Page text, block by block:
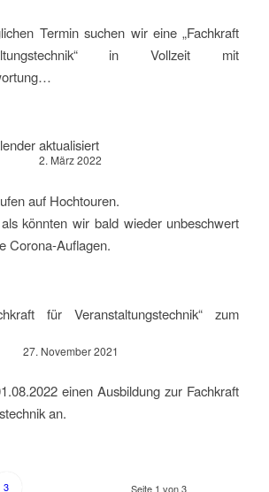
Termin suchen wir eine „Fachkraft
in Vollzeit mit
aktualisiert
2. März 2022
auf Hochtouren.
könnten wir bald wieder unbeschwert
Corona-Auflagen.
für Veranstaltungstechnik“ zum
27. November 2021
einen Ausbildung zur Fachkraft
an.
Seite 1 von 3
3